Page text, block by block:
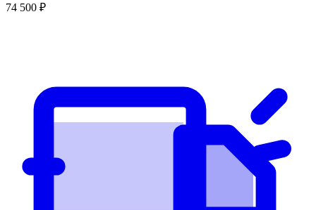
74 500 ₽